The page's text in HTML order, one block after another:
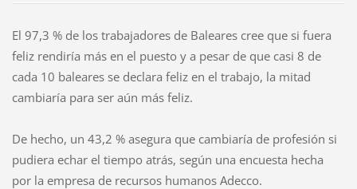
El 97,3 % de los trabajadores de Baleares cree que si fuera
feliz rendiría más en el puesto y a pesar de que casi 8 de
cada 10 baleares se declara feliz en el trabajo, la mitad
cambiaría para ser aún más feliz.
De hecho, un 43,2 % asegura que cambiaría de profesión si
pudiera echar el tiempo atrás, según una encuesta hecha
por la empresa de recursos humanos Adecco.